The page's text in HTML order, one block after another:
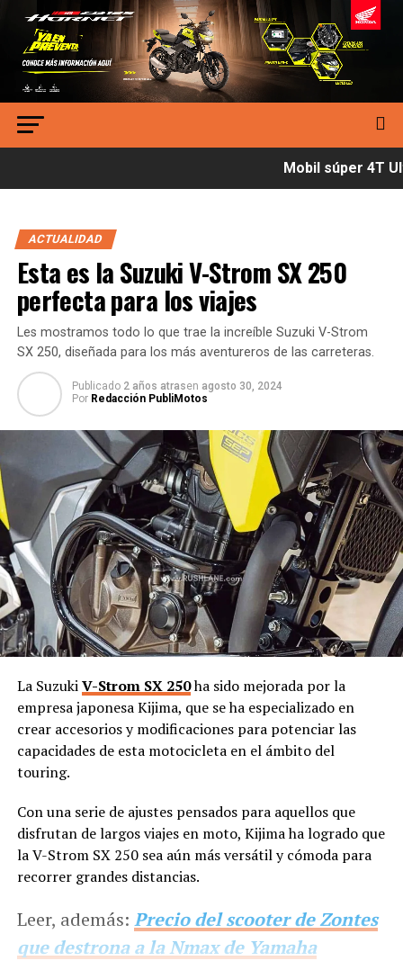
Mobil súper 4T
ACTUALIDAD
Esta es la Suzuki V-Strom SX 250
perfecta para los viajes
Les mostramos todo lo que trae la increíble Suzuki V-Strom
SX 250, diseñada para los más aventureros de las carreteras.
Publicado 2 años atrasen agosto 30, 2024
Por Redacción PubliMotos
La SuzukiV-Strom SX 250ha sido mejorada por la
empresa japonesa Kijima, que se ha especializado en
crear accesorios y modificaciones para potenciar las
capacidades de esta motocicleta en el ámbito del
touring.
Con una serie de ajustes pensados para aquellos que
disfrutan de largos viajes en moto, Kijima ha logrado que
la V-Strom SX 250 sea aún más versátil y cómoda para
recorrer grandes distancias.
Leer, además: Precio del scooter de Zontes
que destrona a la Nmax de Yamaha